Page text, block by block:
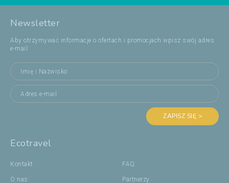
Newsletter
Aby otrzymywać informacje o ofertach i promocjach wpisz swój adres
e-mail:
ZAPISZ SIĘ >
Ecotravel
Kontakt
O nas
FAQ
Partnerzy